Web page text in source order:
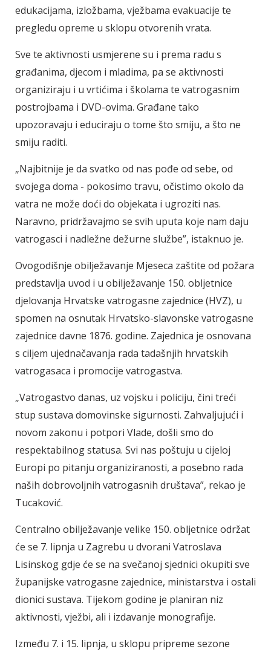
edukacijama, izložbama, vježbama evakuacije te
pregledu opreme u sklopu otvorenih vrata.
Sve te aktivnosti usmjerene su i prema radu s
građanima, djecom i mladima, pa se aktivnosti
organiziraju i u vrtićima i školama te vatrogasnim
postrojbama i DVD-ovima. Građane tako
upozoravaju i educiraju o tome što smiju, a što ne
smiju raditi.
„Najbitnije je da svatko od nas pođe od sebe, od
svojega doma - pokosimo travu, očistimo okolo da
vatra ne može doći do objekata i ugroziti nas.
Naravno, pridržavajmo se svih uputa koje nam daju
vatrogasci i nadležne dežurne službe”, istaknuo je.
Ovogodišnje obilježavanje Mjeseca zaštite od požara
predstavlja uvod i u obilježavanje 150. obljetnice
djelovanja Hrvatske vatrogasne zajednice (HVZ), u
spomen na osnutak Hrvatsko-slavonske vatrogasne
zajednice davne 1876. godine. Zajednica je osnovana
s ciljem ujednačavanja rada tadašnjih hrvatskih
vatrogasaca i promocije vatrogastva.
„Vatrogastvo danas, uz vojsku i policiju, čini treći
stup sustava domovinske sigurnosti. Zahvaljujući i
novom zakonu i potpori Vlade, došli smo do
respektabilnog statusa. Svi nas poštuju u cijeloj
Europi po pitanju organiziranosti, a posebno rada
naših dobrovoljnih vatrogasnih društava”, rekao je
Tucaković.
Centralno obilježavanje velike 150. obljetnice održat
će se 7. lipnja u Zagrebu u dvorani Vatroslava
Lisinskog gdje će se na svečanoj sjednici okupiti sve
županijske vatrogasne zajednice, ministarstva i ostali
dionici sustava. Tijekom godine je planiran niz
aktivnosti, vježbi, ali i izdavanje monografije.
Između 7. i 15. lipnja, u sklopu pripreme sezone